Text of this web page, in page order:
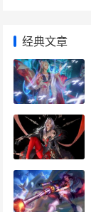
经典文章